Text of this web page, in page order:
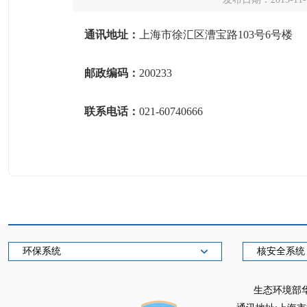
通讯地址： 上海市徐汇区漕宝路103号6号楼
邮政编码： 200233
联系电话： 021-60740666
环保系统 核安全系统
生态环境部